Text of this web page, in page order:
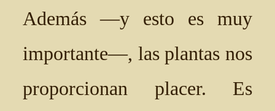
Además —y esto es muy
importante—, las plantas nos
proporcionan placer. Es